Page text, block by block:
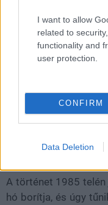
I want to allow
related to
functionality and
user protection.
CONFIRM
Data Deletion
A streamingóriás
bemutatók világa.
évadánakelső két
tavaly
sorozat
Duffer fivérek, akik
globális premierje
A történet 1985
hó borítja, és úgy